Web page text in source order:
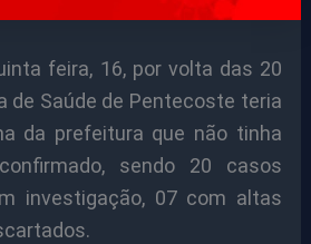
feira, 16, por volta das 20
de Saúde de Pentecoste teria
da prefeitura que não tinha
sendo 20 casos
investigação, 07 com altas